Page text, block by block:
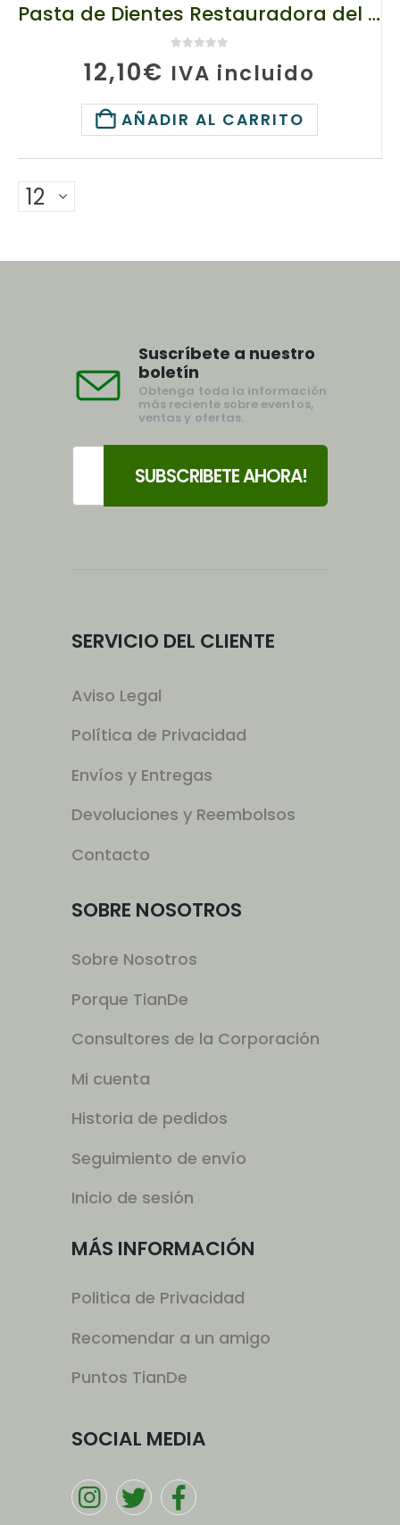
Pasta de Dientes Restauradora del Esmalte basada en Raíz de Escita, 65913-1 TianDe, 80 g, Remineralización natural
12,10€ IVA incluido
AÑADIR AL CARRITO
Suscríbete a nuestro
boletín
Obtenga toda la información
más reciente sobre eventos,
ventas y ofertas.
SERVICIO DEL CLIENTE
Aviso Legal
Política de Privacidad
Envíos y Entregas
Devoluciones y Reembolsos
Contacto
SOBRE NOSOTROS
Sobre Nosotros
Porque TianDe
Consultores de la Corporación
Mi cuenta
Historia de pedidos
Seguimiento de envío
Inicio de sesión
MÁS INFORMACIÓN
Politica de Privacidad
Recomendar a un amigo
Puntos TianDe
SOCIAL MEDIA